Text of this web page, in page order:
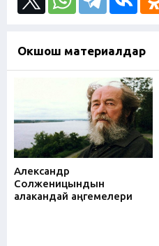
Окшош материалдар
Александр
Солженицындын
алакандай аңгемелери